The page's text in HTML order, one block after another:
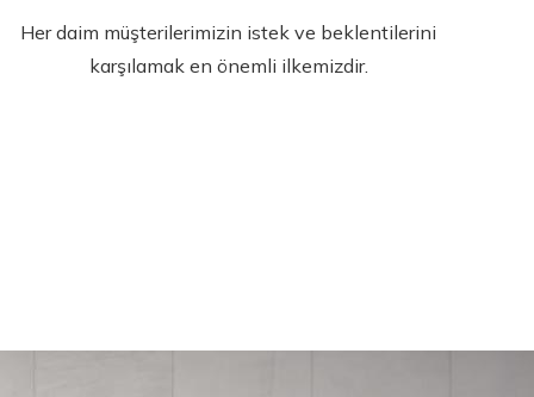
Her daim müşterilerimizin istek ve beklentilerini
karşılamak en önemli ilkemizdir.